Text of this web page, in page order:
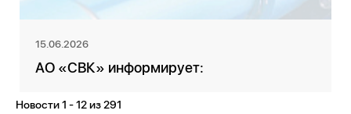
15.06.2026
АО «СВК» информирует:
Новости 1 - 12 из 291